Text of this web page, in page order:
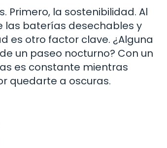
Primero, la sostenibilidad. Al
las baterías desechables y
es otro factor clave. ¿Alguna
un paseo nocturno? Con un
es constante mientras
quedarte a oscuras.